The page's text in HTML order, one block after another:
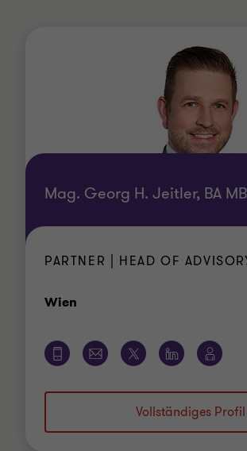
Mag. Georg H. Jeitler, BA
PARTNER | HEAD OF
Wien
Vollständiges Profil